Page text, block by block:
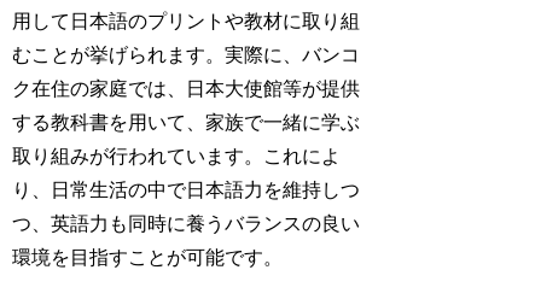
用して日本語のプリントや教材に取り組
むことが挙げられます。実際に、バンコ
ク在住の家庭では、日本大使館等が提供
する教科書を用いて、家族で一緒に学ぶ
取り組みが行われています。これによ
り、日常生活の中で日本語力を維持しつ
つ、英語力も同時に養うバランスの良い
環境を目指すことが可能です。